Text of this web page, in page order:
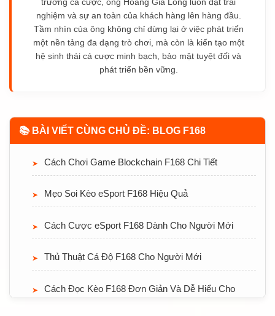
Thủ Thuật Đánh Bài F168 Giúp Người Chơi Nâng Cao
Kinh Nghiệm
➤ Cách Chơi Game Bài F168 Cho Người Mới Bắt Đầu
Mẹo Chơi Baccarat F168 Hiệu Quả
nghiệm và sự an toàn của khách hàng lên hàng đầu.
Tầm nhìn của ông không chỉ dừng lại ở việc phát triển
một nền tảng đa dạng trò chơi, mà còn là kiến tạo một
hệ sinh thái cá cược minh bạch, bảo mật tuyệt đối và
phát triển bền vững.
📚 BÀI VIẾT CÙNG CHỦ ĐỀ: BLOG F168
➤ Cách Chơi Game Blockchain F168 Chi Tiết
➤ Mẹo Soi Kèo eSport F168 Hiệu Quả
➤ Cách Cược eSport F168 Dành Cho Người Mới
➤ Thủ Thuật Cá Độ F168 Cho Người Mới
➤
Cách Đọc Kèo F168 Đơn Giản Và Dễ Hiểu Cho